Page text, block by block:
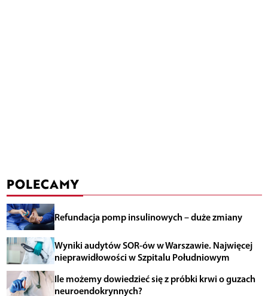
POLECAMY
Refundacja pomp insulinowych – duże zmiany
Wyniki audytów SOR-ów w Warszawie. Najwięcej
nieprawidłowości w Szpitalu Południowym
Ile możemy dowiedzieć się z próbki krwi o guzach
neuroendokrynnych?